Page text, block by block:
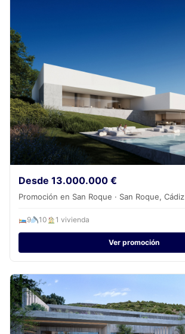
Desde 13.000.000 €
Promoción en San Roque · San Roque, Cádiz
9 10 1 vivienda
Ver promoción